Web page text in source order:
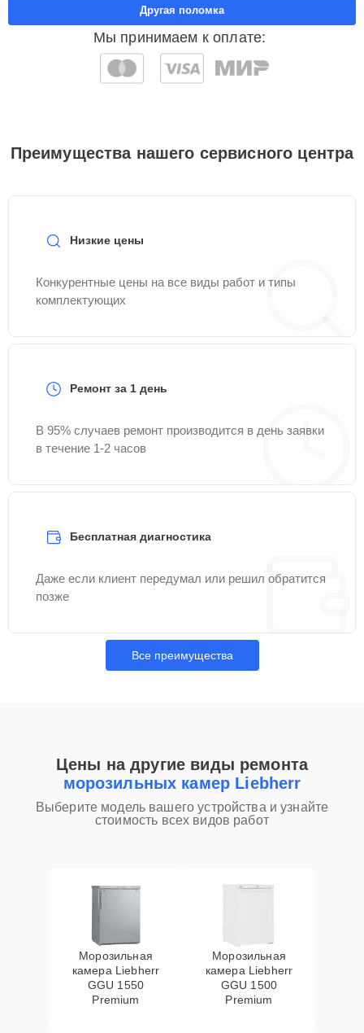
Мы принимаем к оплате:
Другая поломка
Преимущества нашего сервисного центра
Низкие цены
Конкурентные цены на все виды работ и типы
комплектующих
Ремонт за 1 день
В 95% случаев ремонт производится в день заявки
в течение 1-2 часов
Бесплатная диагностика
Даже если клиент передумал или решил обратится
позже
Все преимущества
Цены на другие виды ремонта
морозильных камер Liebherr
Выберите модель вашего устройства и узнайте
стоимость всех видов работ
Морозильная
камера Liebherr
GGU 1550
Premium
Морозильная
камера Liebherr
GGU 1500
Premium